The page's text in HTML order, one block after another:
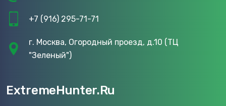
+7 (916) 295-71-71
г. Москва, Огородный проезд, д.10 (ТЦ
"Зеленый")
ExtremeHunter.Ru